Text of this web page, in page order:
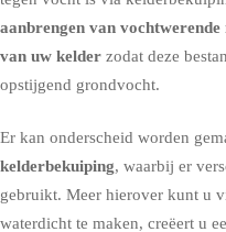
aanbrengen van
van uw kelder zodat deze
opstijgend grondvocht.
Er kan onderscheid worden
kelderbekuiping, waarbij er
gebruikt. Meer hierover kunt u
waterdicht te maken, creëert u